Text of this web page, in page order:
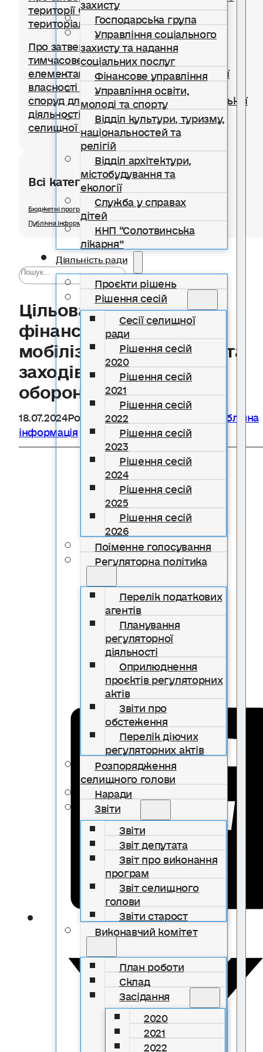
Господарська група
Управління соціального
захисту та надання
соціальних послуг
Фінансове управління
Управління освіти,
молоді та спорту
Відділ культури, туризму,
національностей та
релігій
Відділ архітектури,
містобудування та
екології
Служба у справах
дітей
КНП “Солотвинська
лікарня”
Діяльність ради
Проєкти рішень
Рішення сесій
Сесії селищної
ради
Рішення сесій
2020
Рішення сесій
2021
Рішення сесій
2022
Рішення сесій
2023
Рішення сесій
2024
Рішення сесій
2025
Рішення сесій
2026
Поіменне голосування
Регуляторна політика
Перелік податкових
агентів
Планування
регуляторної
діяльності
Оприлюднення
проєктів регуляторних
актів
Звіти про
обстеження
Перелік діючих
регуляторних актів
Розпорядження
селищного голови
Наради
Звіти
Звіти
Звіт депутата
Звіт про виконання
програм
Звіт селищного
голови
Звіти старост
Виконавчий комітет
План роботи
Склад
Засідання
2020
2021
2022
території Солотвинської селищної
територіальної громади
Про затвердження Положення про
тимчасове користування окремими
елементами благоустрою комунальної
власності для розміщення тимчасових
споруд для провадження підприємницької
діяльності на території Солотвинської
селищної територіальної громади
Всі категорії розділу
Бюджетні програми
Публічна інформація
Цільова програма
фінансування
мобілізаційних заходів та
заходів з підготовки до
оборони на 2021 рік
18.07.2024Розділ Бюджетні програми Публічна
інформація